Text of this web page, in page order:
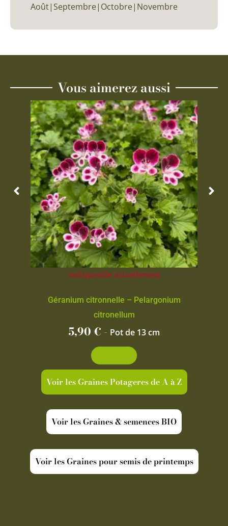
Août|Septembre|Octobre|Novembre
Vous aimerez aussi
Indisponible actuellement
Géranium citronnelle – Pelargonium
citronellum
5,90€ - Pot de 13 cm
Voir les Graines Potageres de A à Z
Voir les Graines & semences BIO
Voir les Graines pour semis de printemps